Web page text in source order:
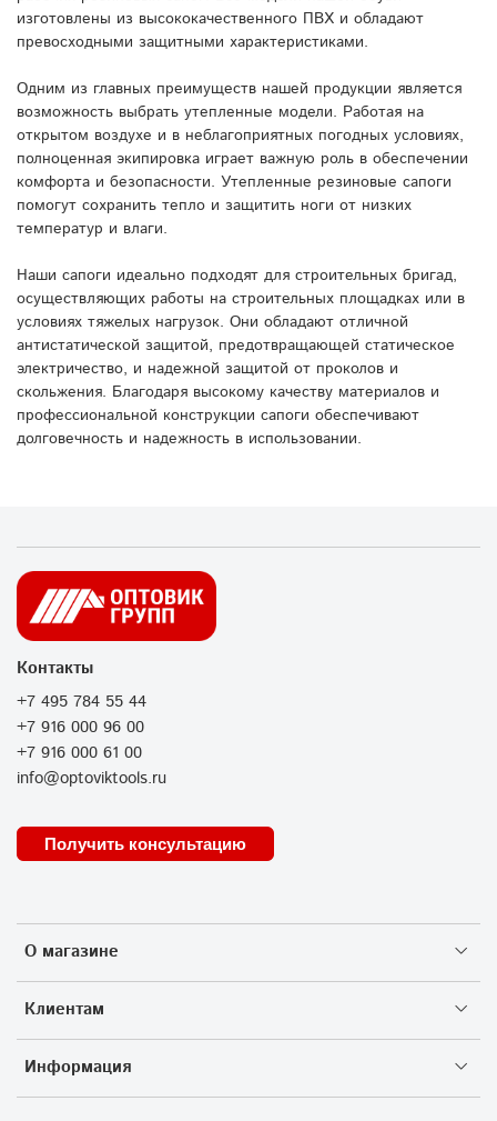
изготовлены из высококачественного ПВХ и обладают
превосходными защитными характеристиками.
Одним из главных преимуществ нашей продукции является
возможность выбрать утепленные модели. Работая на
открытом воздухе и в неблагоприятных погодных условиях,
полноценная экипировка играет важную роль в обеспечении
комфорта и безопасности. Утепленные резиновые сапоги
помогут сохранить тепло и защитить ноги от низких
температур и влаги.
Наши сапоги идеально подходят для строительных бригад,
осуществляющих работы на строительных площадках или в
условиях тяжелых нагрузок. Они обладают отличной
антистатической защитой, предотвращающей статическое
электричество, и надежной защитой от проколов и
скольжения. Благодаря высокому качеству материалов и
профессиональной конструкции сапоги обеспечивают
долговечность и надежность в использовании.
О магазине
Клиентам
Информация
Контакты
+7 495 784 55 44
+7 916 000 96 00
+7 916 000 61 00
info@optoviktools.ru
Получить консультацию